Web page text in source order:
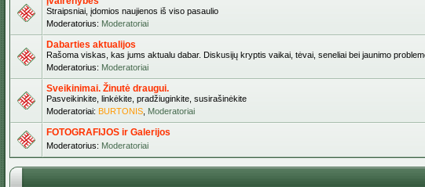
Straipsniai, įdomios naujienos iš viso pasaulio
Moderatorius: Moderatoriai
Dabarties aktualijos
Rašoma viskas, kas jums aktualu dabar. Diskusijų kryptis vaikai, tėvai, seneliai bei jaunimo
Moderatorius: Moderatoriai
Sveikinimai. Žinutė draugui.
Pasveikinkite, linkėkite, pradžiuginkite, susirašinėkite
Moderatoriai: BURTONIS Moderatoriai
FOTOGRAFIJOS ir Galerijos
Moderatorius: Moderatoriai